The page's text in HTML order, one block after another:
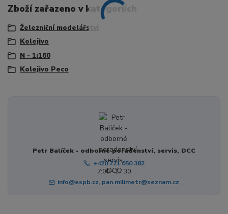
Zboží zařazeno v kategoriích
Železniční modelářství
Kolejivo
N - 1:160
Kolejivo Peco
Petr Balíček - odborné poradenství, servis, DCC
+420 721 050 382
7:00 - 17:30
info@espb.cz, pan.milimetr@seznam.cz